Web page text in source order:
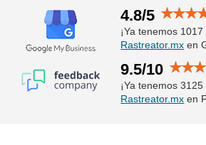
4.8/5
¡Ya tenemos 1017
Rastreator.mx en
9.5/10
¡Ya tenemos 3125
Rastreator.mx en